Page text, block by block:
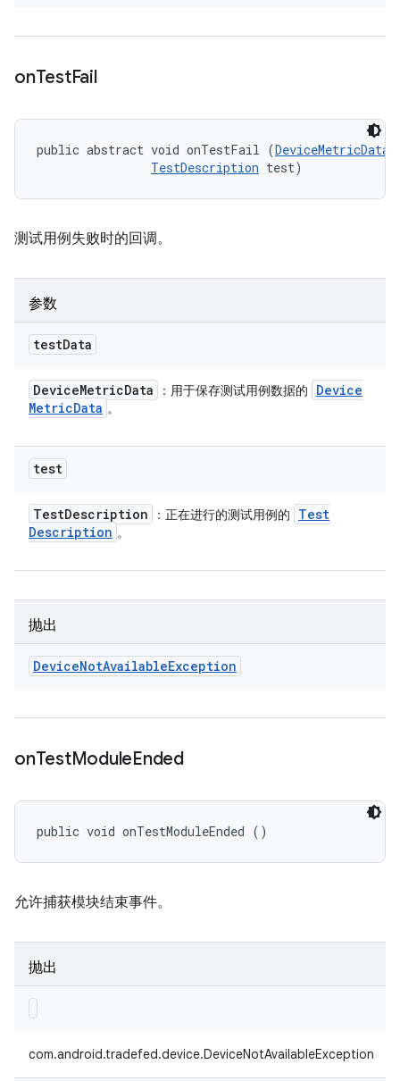
onTestFail
public abstract void onTestFail (DeviceMetricData
TestDescription test)
测试用例失败时的回调。
参数
testData
DeviceMetricData ：用于保存测试用例数据的
Device
MetricData 。
test
TestDescription ：正在进行的测试用例的
Test
Description 。
抛出
DeviceNotAvailableException
onTestModuleEnded
public void onTestModuleEnded ()
允许捕获模块结束事件。
抛出
com.android.tradefed.device.DeviceNotAvailableException